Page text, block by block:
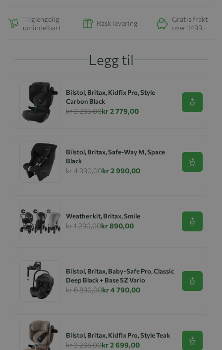
Tilgjengelig
umiddelbart
Rask levering
Gratis frakt
over 1499,-
Legg til
Bilstol, Britax, Kidfix Pro, Style
Carbon Black
kr 3 295,00kr 2 779,00
Se
Bilstol, Britax, Safe-Way M, Space
Black
kr 4 990,00kr 2 990,00
Se
Weather kit, Britax, Smile
kr 1 290,00kr 890,00 Se
Bilstol, Britax, Baby-Safe Pro, Classic
Deep Black + Base 5Z Vario
kr 6 890,00kr 4 790,00
Se
Bilstol, Britax, Kidfix Pro, Style Teak
kr 3 295,00kr 2 699,00 Se